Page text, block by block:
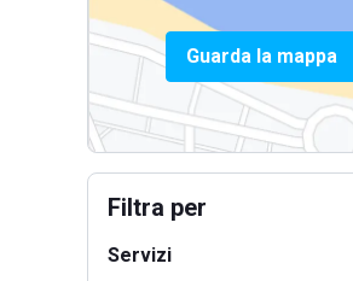
Guarda la mappa
Filtra per
Servizi